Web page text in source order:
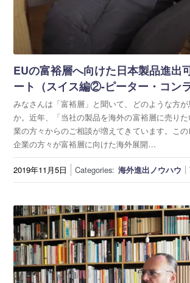
EUの富裕層へ向けた日本製品進出
ート（スイス編②-ピーター・コンラ
みなさんは「富裕層」と聞いて、どのような方
か。近年、「当社の製品を海外の富裕層に売り
業の方々からのご相談が増えてきています。こ
企業の方々が富裕層に向けた海外展開…
2019年11月5日 Categories: 海外進出ノウハウ